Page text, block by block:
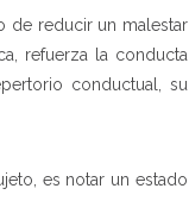
reducir un malestar
refuerza la conducta
conductual, su
es notar un estado